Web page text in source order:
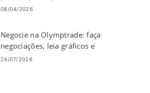
dinheiro, custos e tempo de
08/04/2026
Negocie na Olymptrade: faça
negociações, leia gráficos e
gerencie riscos
24/07/2026